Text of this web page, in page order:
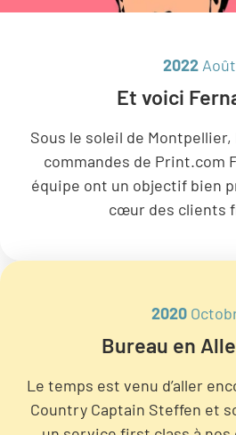
2022 Août
Et voici
Sous le soleil de
commandes de Print.com
équipe ont un objectif bien
cœur des clients
2020
Bureau en
Le temps est venu d’aller
Country Captain Steffen et